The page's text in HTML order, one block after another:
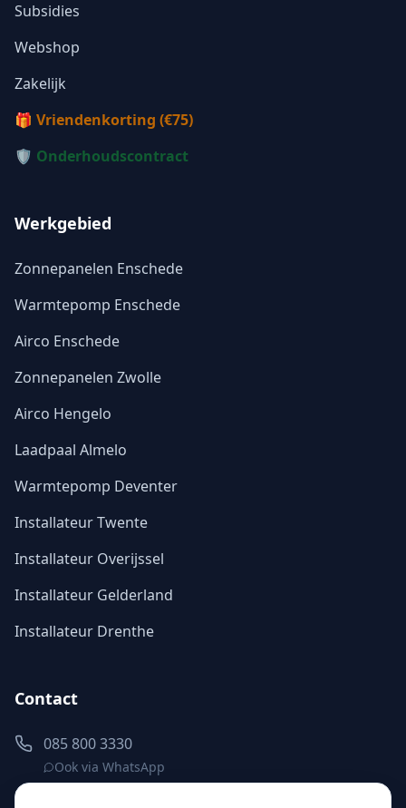
Subsidies
Webshop
Zakelijk
🎁 Vriendenkorting (€75)
🛡️ Onderhoudscontract
Werkgebied
Zonnepanelen Enschede
Warmtepomp Enschede
Airco Enschede
Zonnepanelen Zwolle
Airco Hengelo
Laadpaal Almelo
Warmtepomp Deventer
Installateur Twente
Installateur Overijssel
Installateur Gelderland
Installateur Drenthe
Contact
085 800 3330
Ook via WhatsApp